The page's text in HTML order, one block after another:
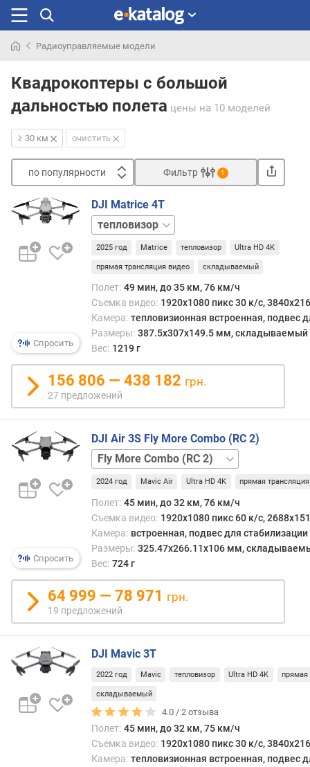
раньше
Радиоуправляемые модели
Квадрокоптеры с большой
дальностью полета цены на 10 моделей
≥ 30 км очистить
по популярности
п
п
о
н
т
о
т
ш
к
д
о
р
о
г
и
м
о
т
Фильтр 1
Спросить
DJI Matrice 4T
базовая
2025 год Matrice тепловизор Ultra HD 4K
прямая трансляция видео складываемый
Полет: 49 мин, до 35 км, 76 км/ч
Съемка видео: 1920x1080 пикс 30 к/с,
Камера: тепловизионная встроенная, подвес
Размеры: 387.5x307x149.5 мм, складываемый
Вес: 1219 г
156 806 — 438 182 грн.
27 предложений
Спросить
DJI Air 3S Fly More Combo (RC 2)
Fly
More
Combo
(RC-
N3)базовая
2024 год Mavic Air Ultra HD 4K прямая
Полет: 45 мин, до 32 км, 76 км/ч
Съемка видео: 1920x1080 пикс 60 к/с,
Камера: встроенная, подвес для стабилизации
Размеры: 325.47x266.11x106 мм,
Вес: 724 г
64 999 — 78 971 грн.
19 предложений
DJI Mavic 3T
2022 год Mavic тепловизор Ultra HD 4K прямая
складываемый
4.0 /2 отзыва
Полет: 45 мин, до 32 км, 75 км/ч
Съемка видео: 1920x1080 пикс 30 к/с,
Камера: тепловизионная встроенная, подвес